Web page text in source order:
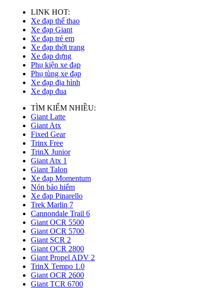
LINK HOT:
Xe đạp thể thao
Xe đạp Giant
Xe đạp trẻ em
Xe đạp thời trang
Xe đạp dựng
Phụ kiện xe đạp
Phụ tùng xe đạp
Xe đạp địa hình
Xe đạp đua
TÌM KIẾM NHIỀU:
Giant Latte
Giant Atx
Fixed Gear
Trinx Free
TrinX Junior
Giant Atx 1
Giant Talon
Xe đạp Momentum
Nón bảo hiểm
Xe đạp Pinarello
Trek Marlin 7
Cannondale Trail 6
Giant OCR 5500
Giant OCR 5700
Giant SCR 2
Giant OCR 2800
Giant Propel ADV 2
TrinX Tempo 1.0
Giant OCR 2600
Giant TCR 6700